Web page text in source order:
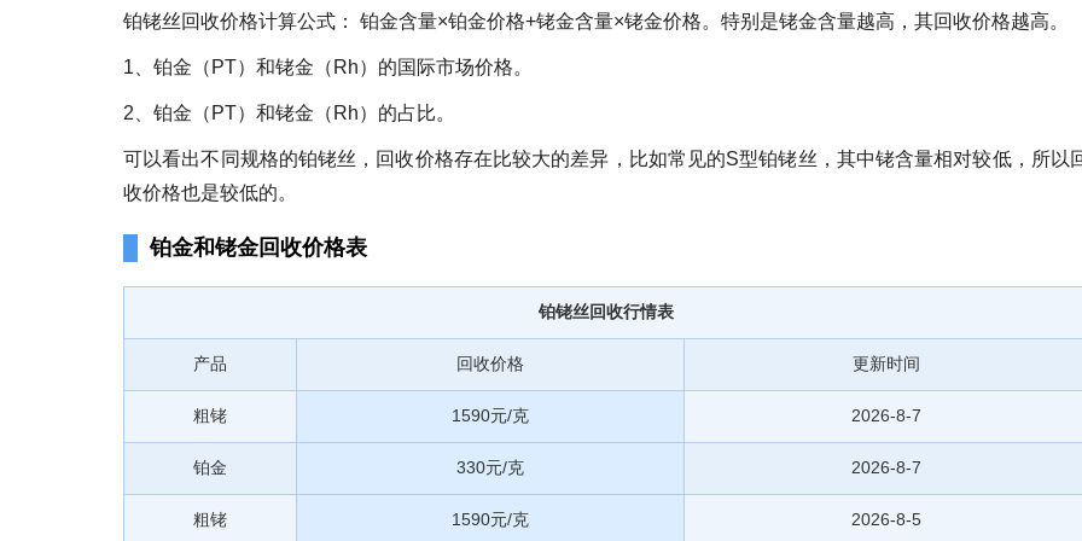
铂铑丝回收价格计算公式： 铂金含量×铂金价格+铑金含量×铑金价格。特别是铑金含量越高，其回收价格越高。
1、铂金（PT）和铑金（Rh）的国际市场价格。
2、铂金（PT）和铑金（Rh）的占比。
可以看出不同规格的铂铑丝，回收价格存在比较大的差异，比如常见的S型铂铑丝，其中铑含量相对较低，所以
收价格也是较低的。
铂金和铑金回收价格表
铂铑丝回收行情表
产品 回收价格 更新时间
粗铑 1590元/克 2026-8-7
铂金 330元/克 2026-8-7
粗铑 1590元/克 2026-8-5